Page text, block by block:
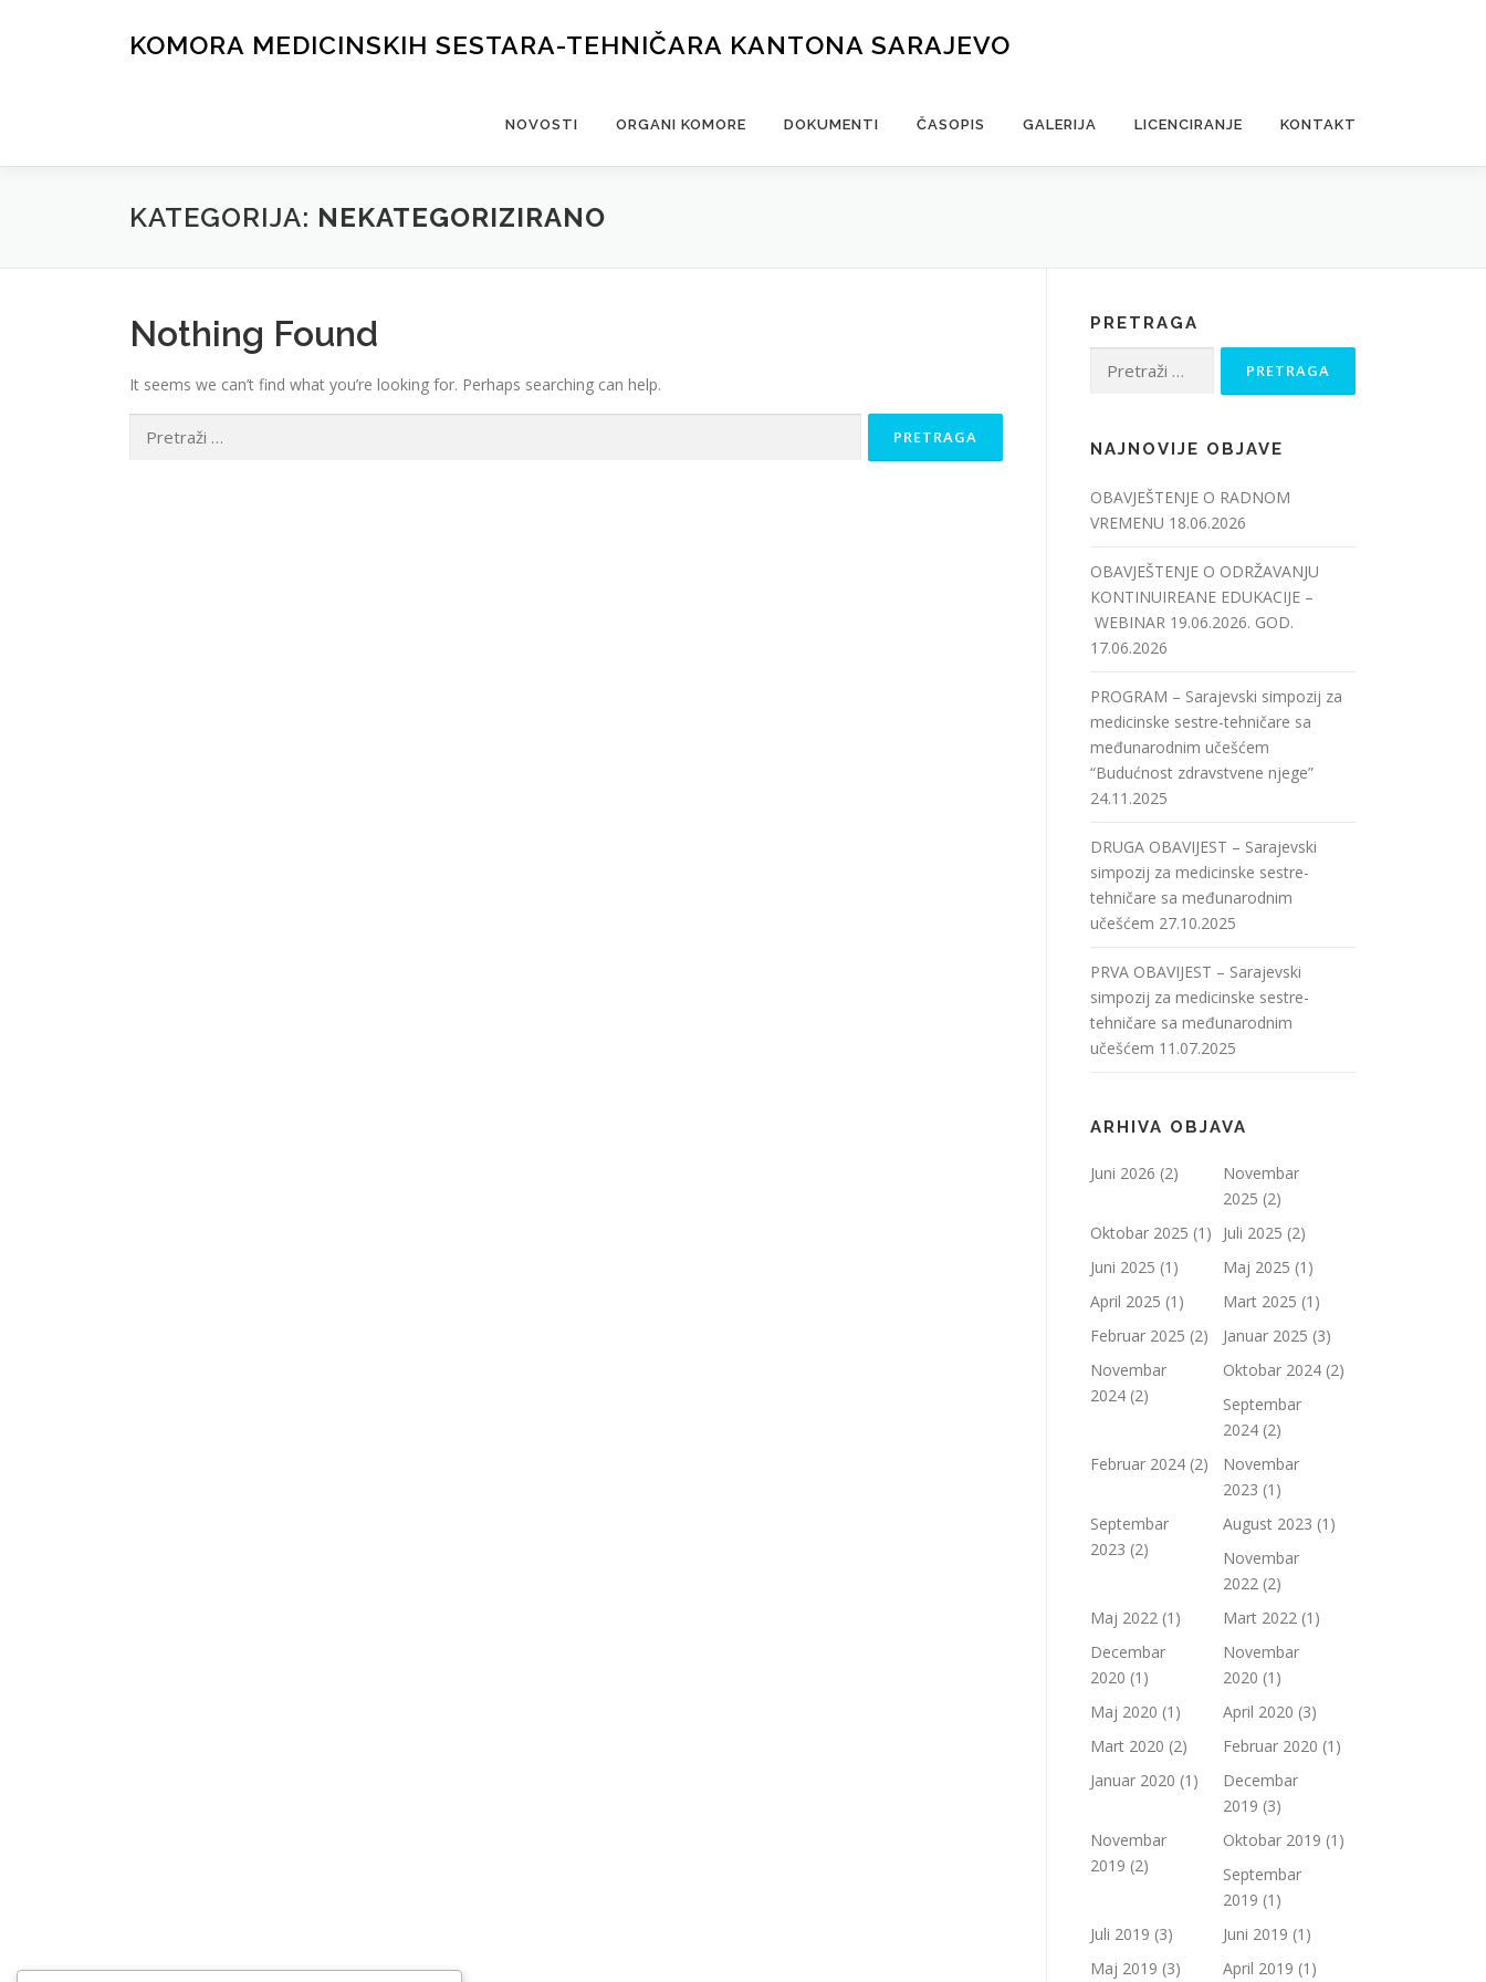
KOMORA MEDICINSKIH SESTARA-TEHNIČARA KANTONA SARAJEVO
NOVOSTI ORGANI KOMORE DOKUMENTI ČASOPIS GALERIJA LICENCIRANJE KONTAKT
KATEGORIJA: NEKATEGORIZIRANO
Nothing Found
It seems we can’t find what you’re looking for. Perhaps searching can help.
PRETRAGA
NAJNOVIJE OBJAVE
OBAVJEŠTENJE O RADNOM
VREMENU 18.06.2026
OBAVJEŠTENJE O ODRŽAVANJU
KONTINUIREANE EDUKACIJE –
WEBINAR 19.06.2026. GOD.
17.06.2026
PROGRAM – Sarajevski simpozij za
medicinske sestre-tehničare sa
međunarodnim učešćem
“Budućnost zdravstvene njege”
24.11.2025
DRUGA OBAVIJEST – Sarajevski
simpozij za medicinske sestre-
tehničare sa međunarodnim
učešćem 27.10.2025
PRVA OBAVIJEST – Sarajevski
simpozij za medicinske sestre-
tehničare sa međunarodnim
učešćem 11.07.2025
ARHIVA OBJAVA
Juni 2026 (2)
Novembar
2025 (2)
Oktobar 2025 (1) Juli 2025 (2)
Juni 2025 (1) Maj 2025 (1)
April 2025 (1) Mart 2025 (1)
Februar 2025 (2) Januar 2025 (3)
Novembar
2024 (2)
Oktobar 2024 (2)
Septembar
2024 (2)
Februar 2024 (2)
Novembar
2023 (1)
Septembar
2023 (2)
August 2023 (1)
Novembar
2022 (2)
Maj 2022 (1) Mart 2022 (1)
Decembar
2020 (1)
Novembar
2020 (1)
Maj 2020 (1) April 2020 (3)
Mart 2020 (2) Februar 2020 (1)
Januar 2020 (1)
Decembar
2019 (3)
Novembar
2019 (2)
Oktobar 2019 (1)
Septembar
2019 (1)
Juli 2019 (3) Juni 2019 (1)
Maj 2019 (3) April 2019 (1)